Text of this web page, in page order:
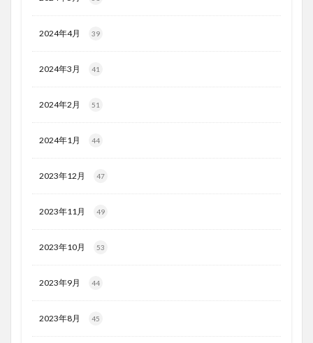
2024年4月 39
2024年3月 41
2024年2月 51
2024年1月 44
2023年12月 47
2023年11月 49
2023年10月 53
2023年9月 44
2023年8月 45